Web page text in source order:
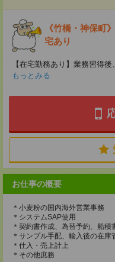
《竹橋・神保町
宅あり
【在宅勤務あり】業務習得
もっとみる
お仕事の概要
＊小麦粉の国内海外営業事務
＊システムSAP使用
＊契約書作成、為替予約、船積
＊サンプル手配、輸入後の在庫
＊仕入・売上計上
＊その他庶務